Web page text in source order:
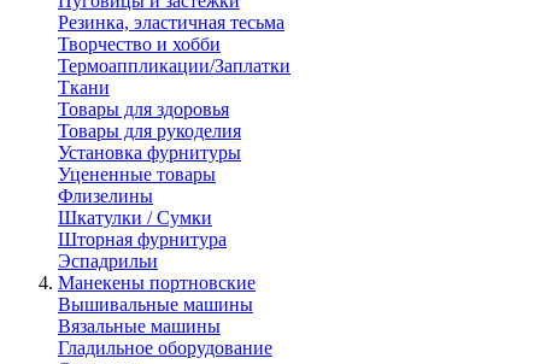
Резинка, эластичная тесьма
Творчество и хобби
Термоаппликации/Заплатки
Ткани
Товары для здоровья
Товары для рукоделия
Установка фурнитуры
Уцененные товары
Флизелины
Шкатулки / Сумки
Шторная фурнитура
Эспадрильи
Манекены портновские
Вышивальные машины
Вязальные машины
Гладильное оборудование